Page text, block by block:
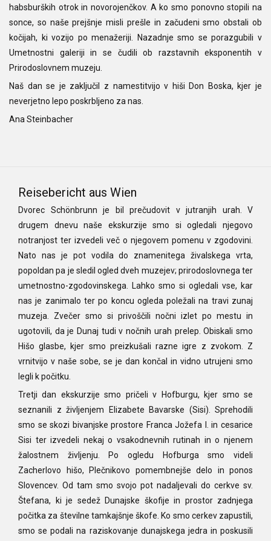
habsburških otrok in novorojenčkov. A ko smo ponovno stopili na
sonce, so naše prejšnje misli prešle in začudeni smo obstali ob
kočijah, ki vozijo po menažeriji. Nazadnje smo se porazgubili v
Umetnostni galeriji in se čudili ob razstavnih eksponentih v
Prirodoslovnem muzeju.
Naš dan se je zaključil z namestitvijo v hiši Don Boska, kjer je
neverjetno lepo poskrbljeno za nas.
Ana Steinbacher
Reisebericht aus Wien
Dvorec Schönbrunn je bil prečudovit v jutranjih urah. V
drugem dnevu naše ekskurzije smo si ogledali njegovo
notranjost ter izvedeli več o njegovem pomenu v zgodovini.
Nato nas je pot vodila do znamenitega živalskega vrta,
popoldan pa je sledil ogled dveh muzejev; prirodoslovnega ter
umetnostno-zgodovinskega. Lahko smo si ogledali vse, kar
nas je zanimalo ter po koncu ogleda poležali na travi zunaj
muzeja. Zvečer smo si privoščili nočni izlet po mestu in
ugotovili, da je Dunaj tudi v nočnih urah prelep. Obiskali smo
Hišo glasbe, kjer smo preizkušali razne igre z zvokom. Z
vrnitvijo v naše sobe, se je dan končal in vidno utrujeni smo
legli k počitku.
Tretji dan ekskurzije smo pričeli v Hofburgu, kjer smo se
seznanili z življenjem Elizabete Bavarske (Sisi). Sprehodili
smo se skozi bivanjske prostore Franca Jožefa I. in cesarice
Sisi ter izvedeli nekaj o vsakodnevnih rutinah in o njenem
žalostnem življenju. Po ogledu Hofburga smo videli
Zacherlovo hišo, Plečnikovo pomembnejše delo in ponos
Slovencev. Od tam smo svojo pot nadaljevali do cerkve sv.
Štefana, ki je sedež Dunajske škofije in prostor zadnjega
počitka za številne tamkajšnje škofe. Ko smo cerkev zapustili,
smo se podali na raziskovanje dunajskega jedra in poskusili